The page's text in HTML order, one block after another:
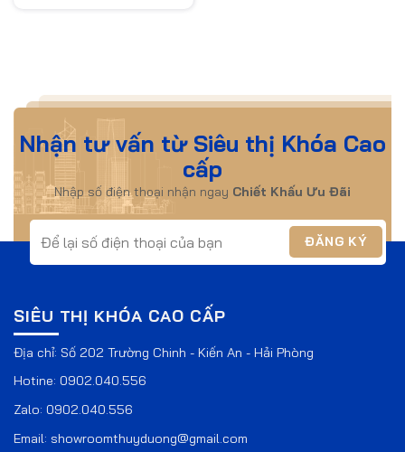
Nhận tư vấn từ Siêu thị Khóa Cao
cấp
Nhập số điện thoại nhận ngay Chiết Khấu Ưu Đãi
SIÊU THỊ KHÓA CAO CẤP
Địa chỉ: Số 202 Trường Chinh - Kiến An - Hải Phòng
Hotine: 0902.040.556
Zalo: 0902.040.556
Email: showroomthuyduong@gmail.com